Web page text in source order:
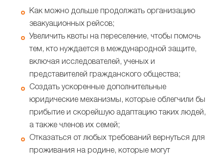
Как можно дольше продолжать организацию
эвакуационных рейсов;
Увеличить квоты на переселение, чтобы помочь
тем, кто нуждается в международной защите,
включая исследователей, ученых и
представителей гражданского общества;
Создать ускоренные дополнительные
юридические механизмы, которые облегчили бы
прибытие и скорейшую адаптацию таких людей,
а также членов их семей;
Отказаться от любых требований вернуться для
проживания на родине, которые могут